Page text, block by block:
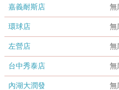
嘉義耐斯店 無
環球店 無
左營店 無
台中秀泰店 無
內湖大潤發 無